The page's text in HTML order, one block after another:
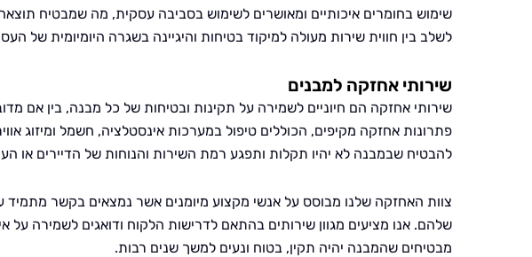
שימוש בחומרים איכותיים ומאושרים לשימוש בסביבה עסקית, מה שמבטיח
לשלב בין חווית שירות מעולה למיקוד בטיחות והיגיינה בשגרה היומיומית של
שירותי אחזקה למבנים
שירותי אחזקה הם חיוניים לשמירה על תקינות ובטיחות של כל מבנה, בין אם
פתרונות אחזקה מקיפים, הכוללים טיפול במערכות אינסטלציה, חשמל ומיזוג
להבטיח שבמבנה לא יהיו תקלות ותפגע רמת השירות והנוחות של הדיירים או
צוות האחזקה שלנו מבוסס על אנשי מקצוע מיומנים אשר נמצאים בקשר מתמיד
שלהם. אנו מציעים מגוון שירותים בהתאם לדרישות הלקוח ודואגים לשמירה
מבטיחים שהמבנה יהיה תקין, בטוח ונעים למשך שנים רבות.